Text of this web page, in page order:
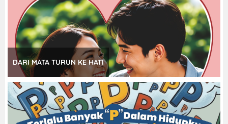
DARI MATA TURUN KE HATI